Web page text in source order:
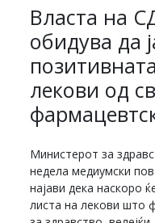
Власта на
обидува да
лекови од
Министерот за
недела медиумски
најави дека наскоро
листа на лекови што